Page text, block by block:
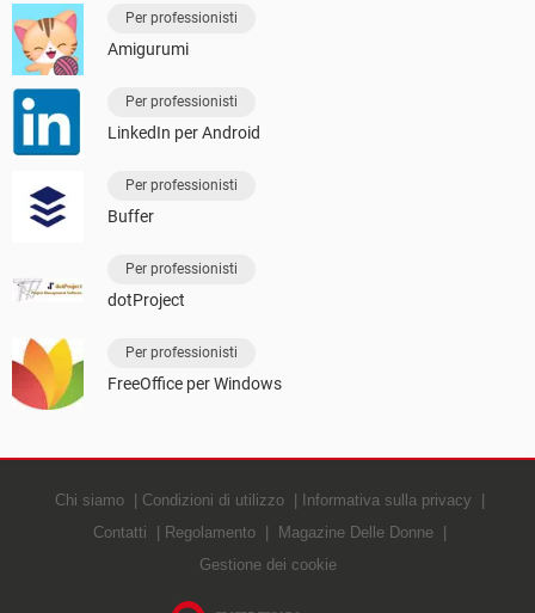
Per professionisti
Amigurumi
Per professionisti
LinkedIn per Android
Per professionisti
Buffer
Per professionisti
dotProject
Per professionisti
FreeOffice per Windows
Chi siamo Condizioni di utilizzo
Informativa sulla privacy
Contatti
Regolamento
Magazine Delle Donne
Gestione dei cookie